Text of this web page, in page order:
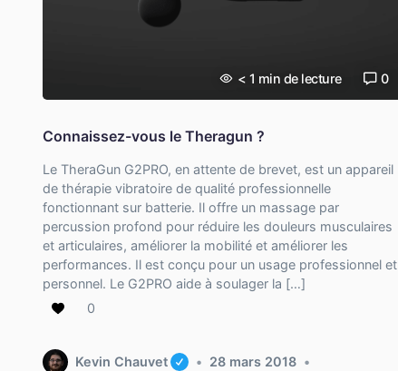
< 1 min de lecture 0
Connaissez-vous le Theragun ?
Le TheraGun G2PRO, en attente de brevet, est un appareil
de thérapie vibratoire de qualité professionnelle
fonctionnant sur batterie. Il offre un massage par
percussion profond pour réduire les douleurs musculaires
et articulaires, améliorer la mobilité et améliorer les
performances. Il est conçu pour un usage professionnel et
personnel. Le G2PRO aide à soulager la […]
0
Kevin Chauvet 28 mars 2018